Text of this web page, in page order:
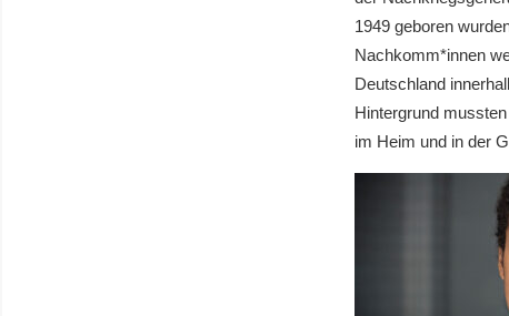
1949 geboren
Nachkomm*innen
Deutschland
Hintergrund
im Heim und in der